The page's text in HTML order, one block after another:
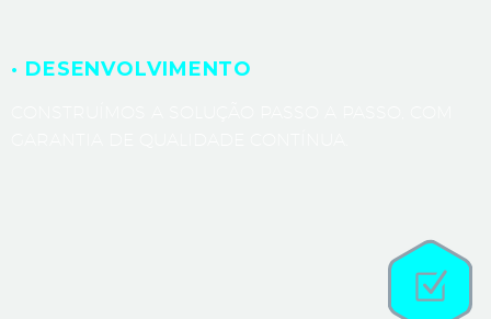
· DESENVOLVIMENTO